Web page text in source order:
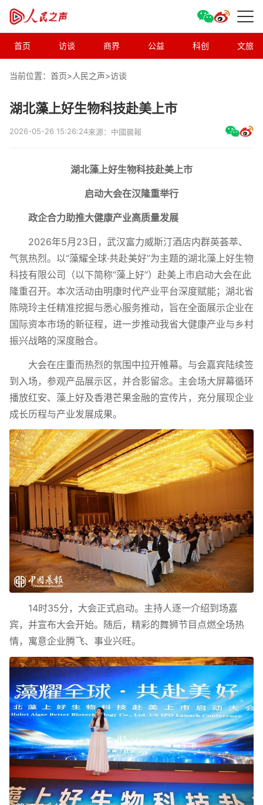
首页 访谈 商界 公益 科创 文旅
当前位置：首页>人民之声>访谈
湖北藻上好生物科技赴美上市
2026-05-26 15:26:24来源：中國晨報
湖北藻上好生物科技赴美上市
启动大会在汉隆重举行
政企合力助推大健康产业高质量发展
2026年5月23日，武汉富力威斯汀酒店内群英荟萃、
气氛热烈。以“藻耀全球·共赴美好”为主题的湖北藻上好生物
科技有限公司（以下简称“藻上好”）赴美上市启动大会在此
隆重召开。本次活动由明康时代产业平台深度赋能；湖北省
陈晓玲主任精准挖掘与悉心服务推动，旨在全面展示企业在
国际资本市场的新征程，进一步推动我省大健康产业与乡村
振兴战略的深度融合。
大会在庄重而热烈的氛围中拉开帷幕。与会嘉宾陆续签
到入场，参观产品展示区，并合影留念。主会场大屏幕循环
播放红安、藻上好及香港芒果金融的宣传片，充分展现企业
成长历程与产业发展成果。
14时35分，大会正式启动。主持人逐一介绍到场嘉
宾，并宣布大会开始。随后，精彩的舞狮节目点燃全场热
情，寓意企业腾飞、事业兴旺。